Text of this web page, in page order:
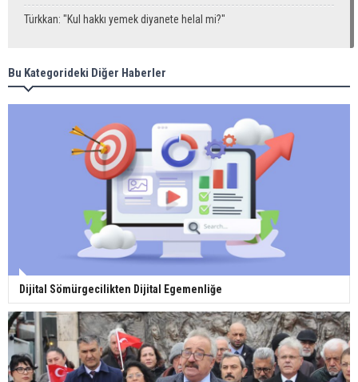
Türkkan: "Kul hakkı yemek diyanete helal mi?"
Bu Kategorideki Diğer Haberler
Dijital Sömürgecilikten Dijital Egemenliğe